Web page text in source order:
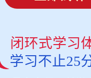
闭环式学习
学习不止25